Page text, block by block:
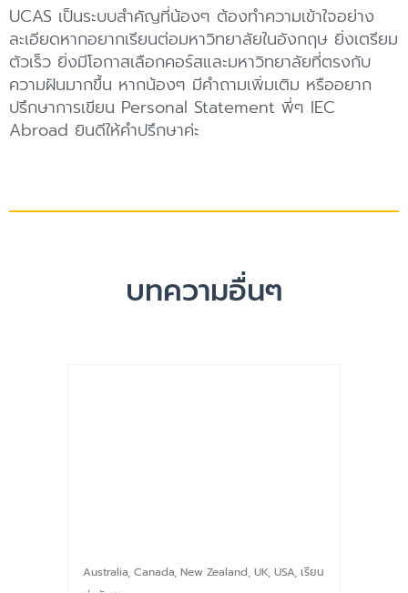
UCAS เป็นระบบสำคัญที่น้องๆ ต้องทำความเข้าใจอย่าง
ละเอียดหากอยากเรียนต่อมหาวิทยาลัยในอังกฤษ ยิ่งเตรียม
ตัวเร็ว ยิ่งมีโอกาสเลือกคอร์สและมหาวิทยาลัยที่ตรงกับ
ความฝันมากขึ้น หากน้องๆ มีคำถามเพิ่มเติม หรืออยาก
ปรึกษาการเขียน Personal Statement พี่ๆ IEC
Abroad ยินดีให้คำปรึกษาค่ะ
บทความอื่นๆ
Australia, Canada, New Zealand, UK, USA, เรียน